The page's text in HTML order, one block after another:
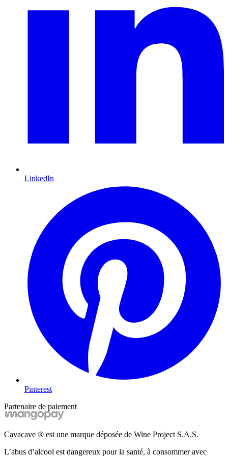
LinkedIn
Pinterest
Partenaire de paiement
Cavacave ® est une marque déposée de Wine Project S.A.S.
L’abus d’alcool est dangereux pour la santé, à consommer avec